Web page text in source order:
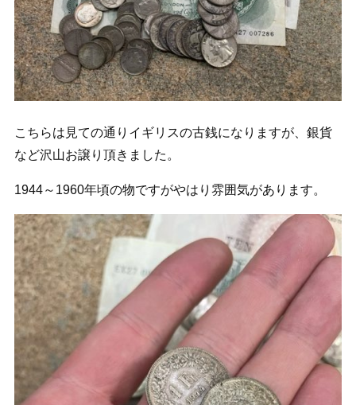
こちらは見ての通りイギリスの古銭になりますが、銀貨
など沢山お譲り頂きました。
1944～1960年頃の物ですがやはり雰囲気があります。